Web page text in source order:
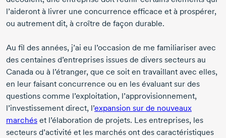
l’aideront à livrer une concurrence efficace et à prospérer,
ou autrement dit, à croître de façon durable.
Au fil des années, j’ai eu l’occasion de me familiariser avec
des centaines d’entreprises issues de divers secteurs au
Canada ou à l’étranger, que ce soit en travaillant avec elles,
en leur faisant concurrence ou en les évaluant sur des
questions comme l’exploitation, l’approvisionnement,
l’investissement direct, l’expansion sur de nouveaux
marchés et l’élaboration de projets. Les entreprises, les
secteurs d’activité et les marchés ont des caractéristiques